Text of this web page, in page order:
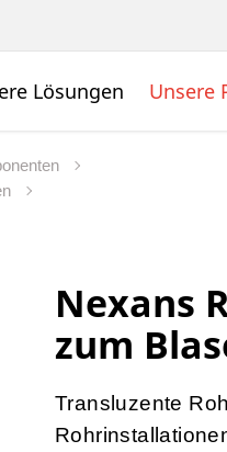
Lösungen Unsere
Nexans
zum
Transluzente